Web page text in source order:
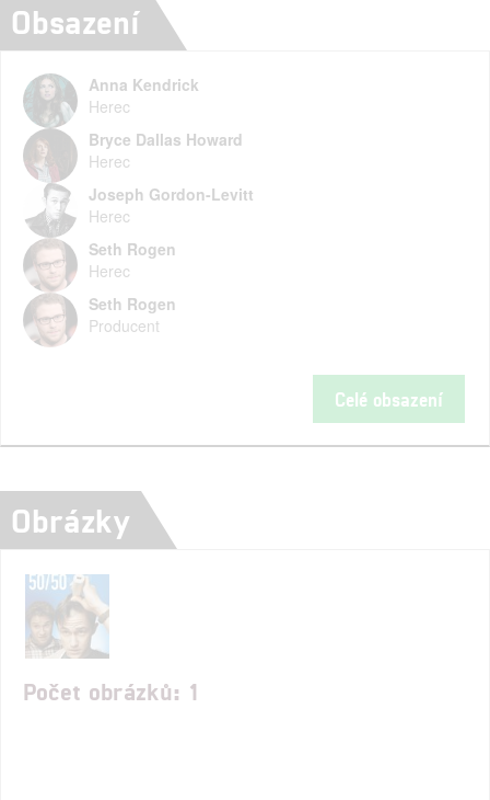
Obsazení
Anna Kendrick
Herec
Bryce Dallas Howard
Herec
Joseph Gordon-Levitt
Herec
Seth Rogen
Herec
Seth Rogen
Producent
Celé obsazení
Obrázky
Počet obrázků: 1